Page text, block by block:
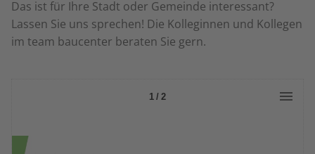
Das ist für Ihre Stadt oder Gemeinde interessant?
Lassen Sie uns sprechen! Die Kolleginnen und Kollegen
im team baucenter beraten Sie gern.